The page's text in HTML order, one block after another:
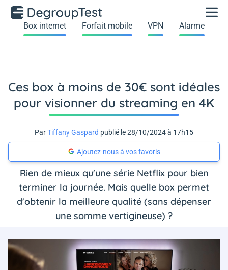
Box internet Forfait mobile VPN Alarme
Ces box à moins de 30€ sont idéales
pour visionner du streaming en 4K
ParTiffany Gaspard publié le 28/10/2024 à 17h15
Ajoutez-nous à vos favoris
Rien de mieux qu'une série Netflix pour bien
terminer la journée. Mais quelle box permet
d'obtenir la meilleure qualité (sans dépenser
une somme vertigineuse) ?